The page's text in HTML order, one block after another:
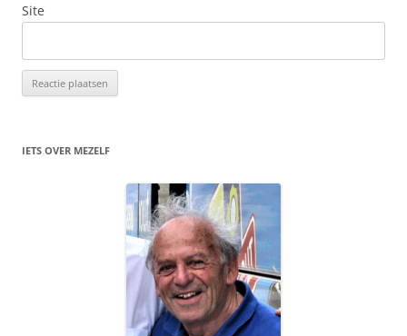
Site
IETS OVER MEZELF